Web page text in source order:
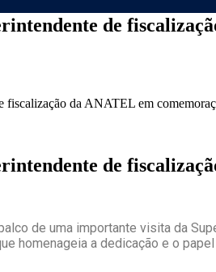
de
fiscalização da ANATEL em
de
de uma importante visita da
homenageia a dedicação e o